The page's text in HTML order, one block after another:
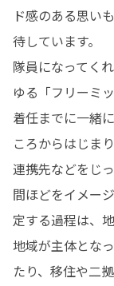
ド感のある思い
待しています。
隊員になってく
ゆる「フリーミ
着任までに一緒
ころからはじま
連携先などをじ
間ほどをイメー
定する過程は、
地域が主体とな
たり、移住や二